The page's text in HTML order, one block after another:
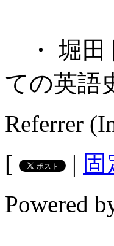
・ 堀田
ての英語
Referrer
[
| 固
Powered